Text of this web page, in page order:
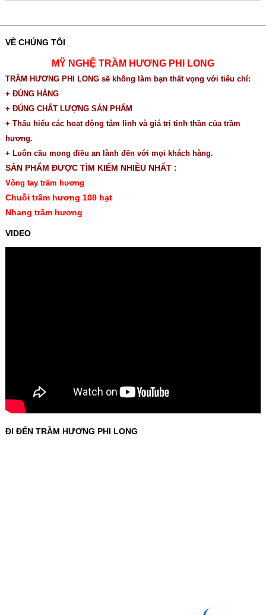
VỀ CHÚNG TÔI
MỸ NGHỆ TRẦM HƯƠNG PHI LONG
TRẦM HƯƠNG PHI LONG sẽ không làm bạn thất vọng với tiêu chí:
+ ĐÚNG HÀNG
+ ĐÚNG CHẤT LƯỢNG SẢN PHẨM
+ Thấu hiểu các hoạt động tâm linh và giá trị tinh thần của trầm
hương.
+ Luôn cầu mong điều an lành đến với mọi khách hàng.
SẢN PHẨM ĐƯỢC TÌM KIẾM NHIỀU NHẤT :
Vòng tay trầm hương
Chuỗi trầm hương 108 hạt
Nhang trầm hương
VIDEO
ĐI ĐẾN TRẦM HƯƠNG PHI LONG